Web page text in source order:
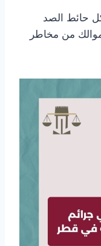
حائط الصد
من مخاطر